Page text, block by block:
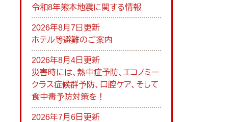
令和8年熊本地震に関する情報
2026年8月7日更新
ホテル等避難のご案内
2026年8月4日更新
災害時には、熱中症予防、エコノミー
クラス症候群予防、口腔ケア、そして
食中毒予防対策を！
2026年7月6日更新